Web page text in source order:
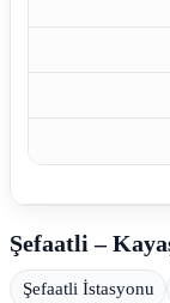
Şefaatli –
Şefaatli İstasyonu